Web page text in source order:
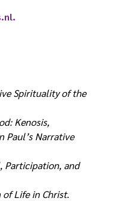
Spirituality of the
Kenosis,
Paul’s Narrative
Participation, and
of Life in Christ.